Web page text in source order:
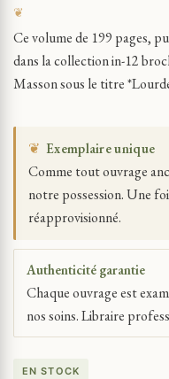
Ce volume de 199 pages,
dans la collection in-12
Masson sous le titre
❦ Exemplaire unique
Comme tout ouvrage
notre possession. Une
réapprovisionné.
Authenticité garantie
Chaque ouvrage est
nos soins. Libraire
EN STOCK